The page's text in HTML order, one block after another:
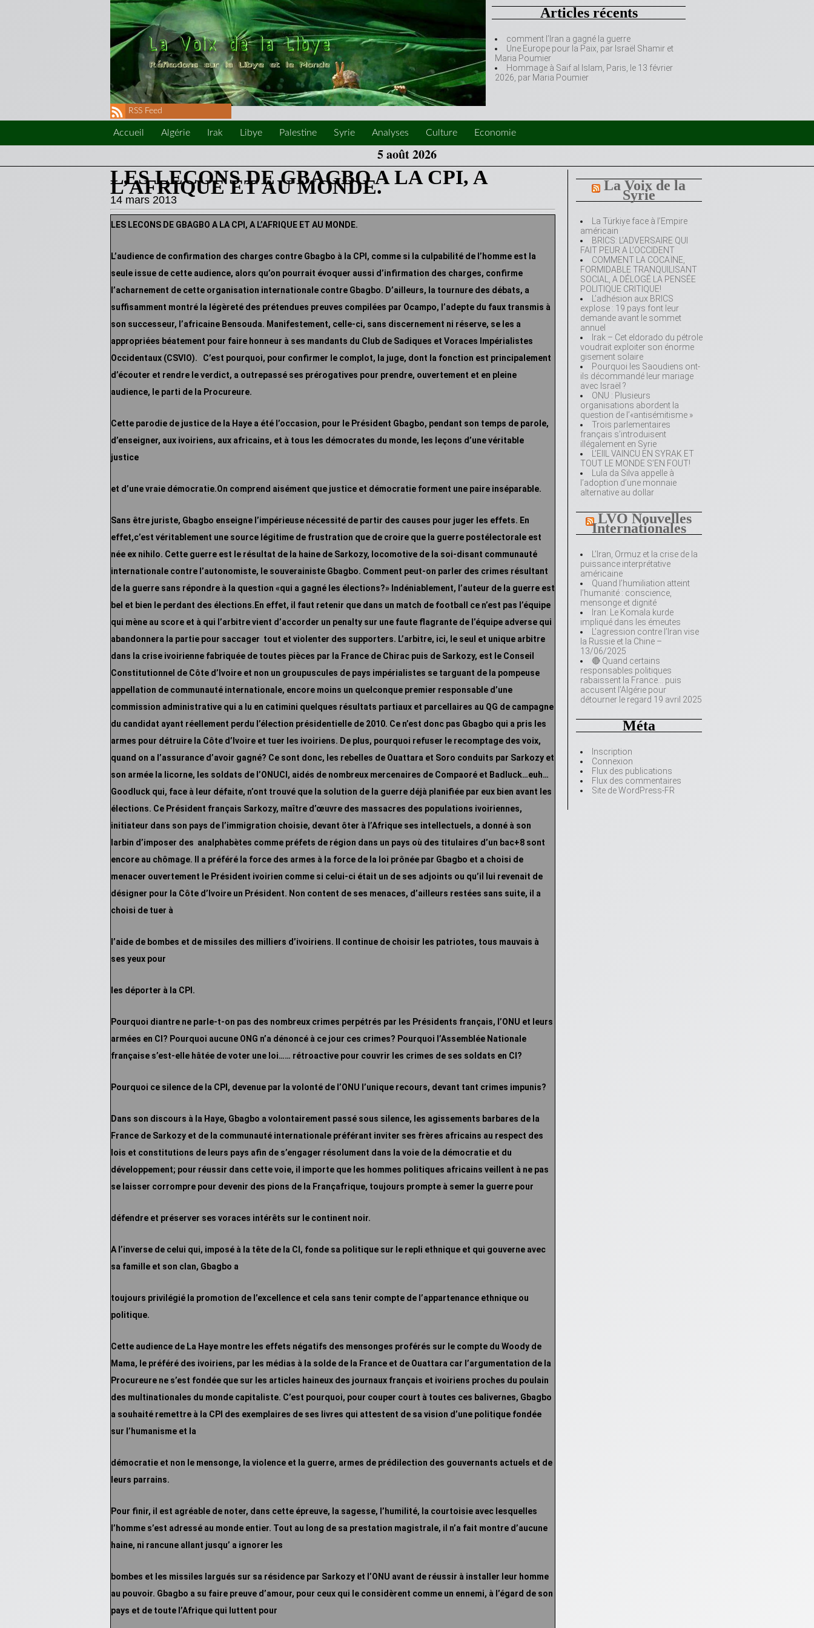
Articles récents
comment l’Iran a gagné la guerre
Une Europe pour la Paix, par Israël Shamir et
Maria Poumier
Hommage à Saif al Islam, Paris, le 13 février
2026, par Maria Poumier
RSS Feed
Accueil Algérie Irak Libye Palestine Syrie Analyses Culture Economie
5 août 2026
La Voix de la
Syrie
La Türkiye face à l’Empire
américain
BRICS: L’ADVERSAIRE QUI
FAIT PEUR A L’OCCIDENT
COMMENT LA COCAÏNE,
FORMIDABLE TRANQUILISANT
SOCIAL, A DÉLOGÉ LA PENSÉE
POLITIQUE CRITIQUE!
L’adhésion aux BRICS
explose : 19 pays font leur
demande avant le sommet
annuel
Irak – Cet eldorado du pétrole
voudrait exploiter son énorme
gisement solaire
Pourquoi les Saoudiens ont-
ils décommandé leur mariage
avec Israël ?
ONU : Plusieurs
organisations abordent la
question de l’«antisémitisme »
Trois parlementaires
français s’introduisent
illégalement en Syrie
L’EIIL VAINCU EN SYRAK ET
TOUT LE MONDE S’EN FOUT!
Lula da Silva appelle à
l’adoption d’une monnaie
alternative au dollar
LVO Nouvelles
Internationales
L’Iran, Ormuz et la crise de la
puissance interprétative
américaine
Quand l’humiliation atteint
l’humanité : conscience,
mensonge et dignité
Iran: Le Komala kurde
impliqué dans les émeutes
L’agression contre l’Iran vise
la Russie et la Chine –
13/06/2025
🔴 Quand certains
responsables politiques
rabaissent la France… puis
accusent l’Algérie pour
détourner le regard 19 avril 2025
Méta
Inscription
Connexion
Flux des publications
Flux des commentaires
Site de WordPress-FR
LES LECONS DE GBAGBO A LA CPI, A
L’AFRIQUE ET AU MONDE.
14 mars 2013
LES LECONS DE GBAGBO A LA CPI, A L’AFRIQUE ET AU MONDE.
L’audience de confirmation des charges contre Gbagbo à la CPI, comme si la culpabilité de l’homme est la
seule issue de cette audience, alors qu’on pourrait évoquer aussi d’infirmation des charges, confirme
l’acharnement de cette organisation internationale contre Gbagbo. D’ailleurs, la tournure des débats, a
suffisamment montré la légèreté des prétendues preuves compilées par Ocampo, l’adepte du faux transmis à
son successeur, l’africaine Bensouda. Manifestement, celle-ci, sans discernement ni réserve, se les a
appropriées béatement pour faire honneur à ses mandants du Club de Sadiques et Voraces Impérialistes
Occidentaux (CSVIO). C’est pourquoi, pour confirmer le complot, la juge, dont la fonction est principalement
d’écouter et rendre le verdict, a outrepassé ses prérogatives pour prendre, ouvertement et en pleine
audience, le parti de la Procureure.
Cette parodie de justice de la Haye a été l’occasion, pour le Président Gbagbo, pendant son temps de parole,
d’enseigner, aux ivoiriens, aux africains, et à tous les démocrates du monde, les leçons d’une véritable
justice
et d’une vraie démocratie.On comprend aisément que justice et démocratie forment une paire inséparable.
Sans être juriste, Gbagbo enseigne l’impérieuse nécessité de partir des causes pour juger les effets. En
effet,c’est véritablement une source légitime de frustration que de croire que la guerre postélectorale est
née ex nihilo. Cette guerre est le résultat de la haine de Sarkozy, locomotive de la soi-disant communauté
internationale contre l’autonomiste, le souverainiste Gbagbo. Comment peut-on parler des crimes résultant
de la guerre sans répondre à la question «qui a gagné les élections?» Indéniablement, l’auteur de la guerre est
bel et bien le perdant des élections. En effet, il faut retenir que dans un match de football ce n’est pas l’équipe
qui mène au score et à qui l’arbitre vient d’accorder un penalty sur une faute flagrante de l’équipe adverse qui
abandonnera la partie pour saccager tout et violenter des supporters. L’arbitre, ici, le seul et unique arbitre
dans la crise ivoirienne fabriquée de toutes pièces par la France de Chirac puis de Sarkozy, est le Conseil
Constitutionnel de Côte d’Ivoire et non un groupuscules de pays impérialistes se targuant de la pompeuse
appellation de communauté internationale, encore moins un quelconque premier responsable d’une
commission administrative qui a lu en catimini quelques résultats partiaux et parcellaires au QG de campagne
du candidat ayant réellement perdu l’élection présidentielle de 2010. Ce n’est donc pas Gbagbo qui a pris les
armes pour détruire la Côte d’Ivoire et tuer les ivoiriens. De plus, pourquoi refuser le recomptage des voix,
quand on a l’assurance d’avoir gagné? Ce sont donc, les rebelles de Ouattara et Soro conduits par Sarkozy et
son armée la licorne, les soldats de l’ONUCI, aidés de nombreux mercenaires de Compaoré et Badluck…euh…
Goodluck qui, face à leur défaite, n’ont trouvé que la solution de la guerre déjà planifiée par eux bien avant les
élections. Ce Président français Sarkozy, maître d’œuvre des massacres des populations ivoiriennes,
initiateur dans son pays de l’immigration choisie, devant ôter à l’Afrique ses intellectuels, a donné à son
larbin d’imposer des analphabètes comme préfets de région dans un pays où des titulaires d’un bac+8 sont
encore au chômage. Il a préféré la force des armes à la force de la loi prônée par Gbagbo et a choisi de
menacer ouvertement le Président ivoirien comme si celui-ci était un de ses adjoints ou qu’il lui revenait de
désigner pour la Côte d’Ivoire un Président. Non content de ses menaces, d’ailleurs restées sans suite, il a
choisi de tuer à
l’aide de bombes et de missiles des milliers d’ivoiriens. Il continue de choisir les patriotes, tous mauvais à
ses yeux pour
les déporter à la CPI.
Pourquoi diantre ne parle-t-on pas des nombreux crimes perpétrés par les Présidents français, l’ONU et leurs
armées en CI? Pourquoi aucune ONG n’a dénoncé à ce jour ces crimes? Pourquoi l’Assemblée Nationale
française s’est-elle hâtée de voter une loi…… rétroactive pour couvrir les crimes de ses soldats en CI?
Pourquoi ce silence de la CPI, devenue par la volonté de l’ONU l’unique recours, devant tant crimes impunis?
Dans son discours à la Haye, Gbagbo a volontairement passé sous silence, les agissements barbares de la
France de Sarkozy et de la communauté internationale préférant inviter ses frères africains au respect des
lois et constitutions de leurs pays afin de s’engager résolument dans la voie de la démocratie et du
développement; pour réussir dans cette voie, il importe que les hommes politiques africains veillent à ne pas
se laisser corrompre pour devenir des pions de la Françafrique, toujours prompte à semer la guerre pour
défendre et préserver ses voraces intérêts sur le continent noir.
A l’inverse de celui qui, imposé à la tête de la CI, fonde sa politique sur le repli ethnique et qui gouverne avec
sa famille et son clan, Gbagbo a
toujours privilégié la promotion de l’excellence et cela sans tenir compte de l’appartenance ethnique ou
politique.
Cette audience de La Haye montre les effets négatifs des mensonges proférés sur le compte du Woody de
Mama, le préféré des ivoiriens, par les médias à la solde de la France et de Ouattara car l’argumentation de la
Procureure ne s’est fondée que sur les articles haineux des journaux français et ivoiriens proches du poulain
des multinationales du monde capitaliste. C’est pourquoi, pour couper court à toutes ces balivernes, Gbagbo
a souhaité remettre à la CPI des exemplaires de ses livres qui attestent de sa vision d’une politique fondée
sur l’humanisme et la
démocratie et non le mensonge, la violence et la guerre, armes de prédilection des gouvernants actuels et de
leurs parrains.
Pour finir, il est agréable de noter, dans cette épreuve, la sagesse, l’humilité, la courtoisie avec lesquelles
l’homme s’est adressé au monde entier. Tout au long de sa prestation magistrale, il n’a fait montre d’aucune
haine, ni rancune allant jusqu’ a ignorer les
bombes et les missiles largués sur sa résidence par Sarkozy et l’ONU avant de réussir à installer leur homme
au pouvoir. Gbagbo a su faire preuve d’amour, pour ceux qui le considèrent comme un ennemi, à l’égard de son
pays et de toute l’Afrique qui luttent pour